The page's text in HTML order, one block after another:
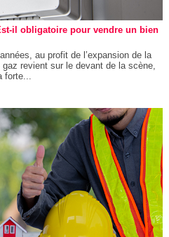
il obligatoire pour vendre un bien
au profit de l’expansion de la
revient sur le devant de la scène,